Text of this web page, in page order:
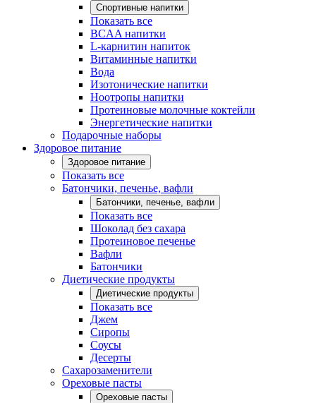
Спортивные напитки
Показать все
BCAA напитки
L-карнитин напиток
Витаминные напитки
Вода
Изотонические напитки
Ноотропы напитки
Протеиновые молочные коктейли
Энергетические напитки
Подарочные наборы
Здоровое питание
Здоровое питание
Показать все
Батончики, печенье, вафли
Батончики, печенье, вафли
Показать все
Шоколад без сахара
Протеиновое печенье
Вафли
Батончики
Диетические продукты
Диетические продукты
Показать все
Джем
Сиропы
Соусы
Десерты
Сахарозаменители
Ореховые пасты
Ореховые пасты